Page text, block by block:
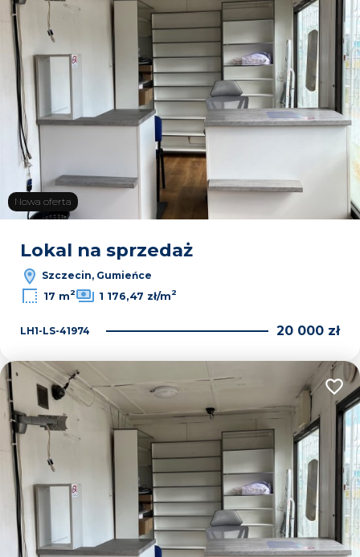
Nowa oferta
Lokal na sprzedaż
Szczecin, Gumieńce
17 m2 1 176,47 zł/m2
LH1-LS-41974 20 000 zł